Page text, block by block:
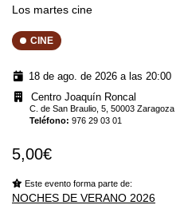
Los martes cine
CINE
18 de ago. de 2026 a las 20:00
Centro Joaquín Roncal
C. de San Braulio, 5, 50003 Zaragoza
Teléfono:976 29 03 01
5,00€
Este evento forma parte de:
NOCHES DE VERANO 2026